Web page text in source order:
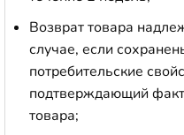
Возврат товара
случае, если
потребительские
подтверждающий факт
товара;